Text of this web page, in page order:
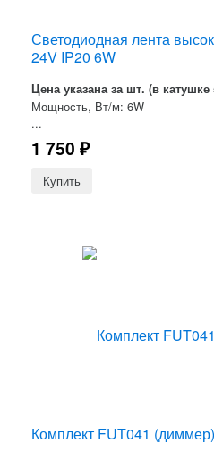
Светодиодная лента
24V IP20 6W
Цена указана за шт. (в катушке
Мощность, Вт/м: 6W
...
1 750 ₽
Комплект FUT041